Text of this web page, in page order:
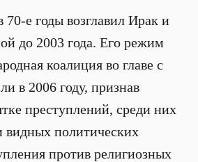
е годы возглавил Ирак и
до 2003 года. Его режим
коалиция во главе с
в 2006 году, признав
преступлений, среди них
видных политических
против религиозных